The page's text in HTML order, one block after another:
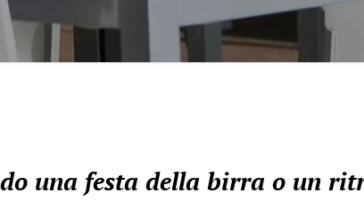
una festa della birra o un